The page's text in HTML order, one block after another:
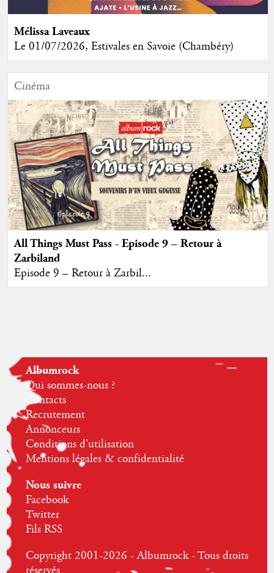
Mélissa Laveaux
Le 01/07/2026, Estivales en Savoie (Chambéry)
Cinéma
All Things Must Pass - Episode 9 – Retour à
Zarbiland
Episode 9 – Retour à Zarbil...
Albumrock
Qui sommes-nous ?
Contacts
Recrutement
Annonceurs
Conditions d'utilisation
Mentions légales & confidentialité
Nous suivre
Facebook
Twitter
Fils RSS
Copyright 2001-2026 - Albumrock - Tous droits